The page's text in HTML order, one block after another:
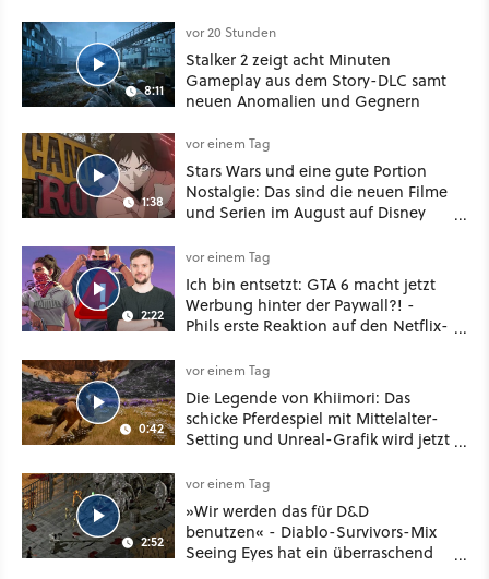
8:11
vor 20 Stunden
Stalker 2 zeigt acht Minuten
Gameplay aus dem Story-DLC samt
neuen Anomalien und Gegnern
1:38
vor einem Tag
Stars Wars und eine gute Portion
Nostalgie: Das sind die neuen Filme
und Serien im August auf Disney
2:22
vor einem Tag
Ich bin entsetzt: GTA 6 macht jetzt
Werbung hinter der Paywall?! -
Phils erste Reaktion auf den Netflix-
0:42
vor einem Tag
Die Legende von Khiimori: Das
schicke Pferdespiel mit Mittelalter-
Setting und Unreal-Grafik wird jetzt
2:52
vor einem Tag
»Wir werden das für D&D
benutzen« - Diablo-Survivors-Mix
Seeing Eyes hat ein überraschend